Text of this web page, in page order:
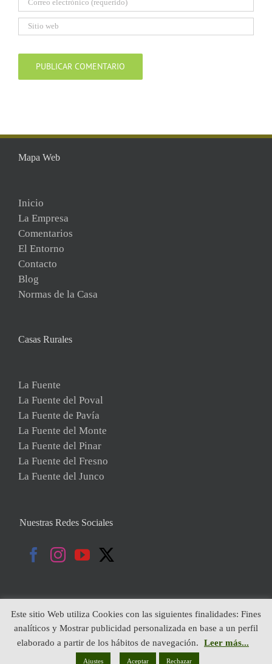
Mapa Web
Inicio
La Empresa
Comentarios
El Entorno
Contacto
Blog
Normas de la Casa
Casas Rurales
La Fuente
La Fuente del Poval
La Fuente de Pavía
La Fuente del Monte
La Fuente del Pinar
La Fuente del Fresno
La Fuente del Junco
Nuestras Redes Sociales
Copyright 2019 | Todos Los Derechos Reservados | Diseñado por:
Globales Internet |Política de Cookies| Aviso Legal |Política de
Privacidad
Este sitio Web utiliza Cookies con las siguientes finalidades: Fines
analíticos y Mostrar publicidad personalizada en base a un perfil
elaborado a partir de los hábitos de navegación.
Leer más...
Ajustes Aceptar Rechazar